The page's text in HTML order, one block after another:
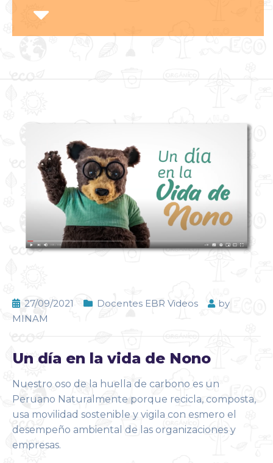
27/09/2021 Docentes EBR Videos
by
MINAM
Un día en la vida de Nono
Nuestro oso de la huella de carbono es un
Peruano Naturalmente porque recicla, composta,
usa movilidad sostenible y vigila con esmero el
desempeño ambiental de las organizaciones y
empresas.